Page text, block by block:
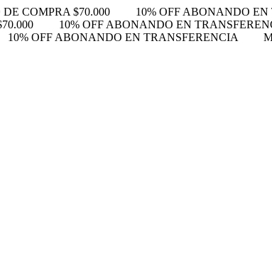
COMPRA $70.000 10% OFF ABONANDO
10% OFF ABONANDO EN
10% OFF ABONANDO EN TRANSFERENCIA